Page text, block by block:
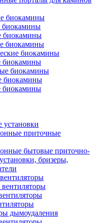
биокамины
биокамины
биокамины
биокамины
биокамины
биокамины
биокамины
биокамины
биокамины
приточные
бытовые приточно-
бризеры,
дымоудаления